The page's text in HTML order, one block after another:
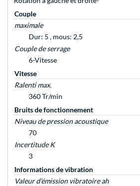
Couple
maximale
Dur: 5 , mous: 2,5
Couple de serrage
6-Vitesse
Vitesse
Ralenti max.
360 Tr/min
Bruits de fonctionnement
Niveau de pression acoustique
70
Incertitude K
3
Informations de vibration
Valeur d’émission vibratoire ah